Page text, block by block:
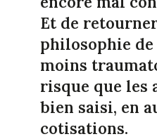
Et de
philosophie de
moins
risque que les
bien saisi, en
cotisations.